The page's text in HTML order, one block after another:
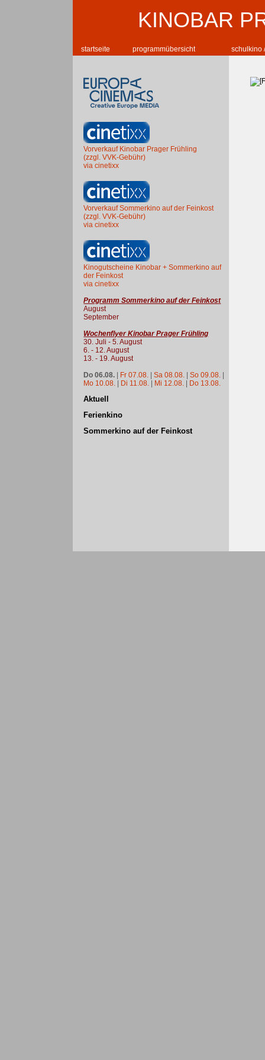
KINOBAR
startseite programmübersicht schulkino
Vorverkauf Kinobar Prager Frühling
(zzgl. VVK-Gebühr)
via cinetixx
Vorverkauf Sommerkino auf der Feinkost
(zzgl. VVK-Gebühr)
via cinetixx
Kinogutscheine Kinobar + Sommerkino auf
der Feinkost
via cinetixx
Programm Sommerkino auf der Feinkost
August
September
Wochenflyer Kinobar Prager Frühling
30. Juli - 5. August
6. - 12. August
13. - 19. August
Do 06.08. | Fr 07.08. |Sa 08.08. |So 09.08. |
Mo 10.08. | Di 11.08. | Mi 12.08. | Do 13.08.
Aktuell
Ferienkino
Sommerkino auf der Feinkost